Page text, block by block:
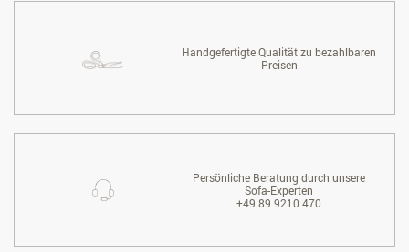
Handgefertigte Qualität zu bezahlbaren
Preisen
Persönliche Beratung durch unsere
Sofa-Experten
+49 89 9210 470